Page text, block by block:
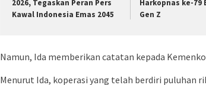
2026, Tegaskan Peran Pers
Kawal Indonesia Emas 2045
Harkopnas ke-79
Gen Z
Namun, Ida memberikan catatan kepada
Menurut Ida, koperasi yang telah berdiri puluhan